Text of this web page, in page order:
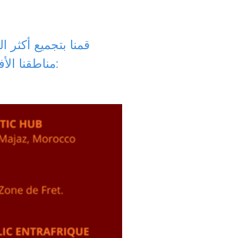
مناطقنا الأفريقية. نهجنا المتمحور حول العملاء يعني أننا نتمتع بالجودة وتوجهنا نحو العملاء. مواقعنا أدناه: